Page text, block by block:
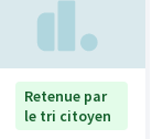
Retenue par
le tri citoyen